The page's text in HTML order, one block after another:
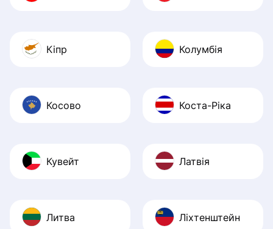
Кіпр Колумбія
Косово Коста-Ріка
Кувейт Латвія
Литва Ліхтенштейн